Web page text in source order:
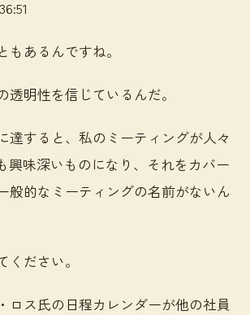
もあるんですね。
透明性を信じているんだ。
達すると、私のミーティングが人々
興味深いものになり、それをカバー
般的なミーティングの名前がないん
ください。
ロス氏の日程カレンダーが他の社員